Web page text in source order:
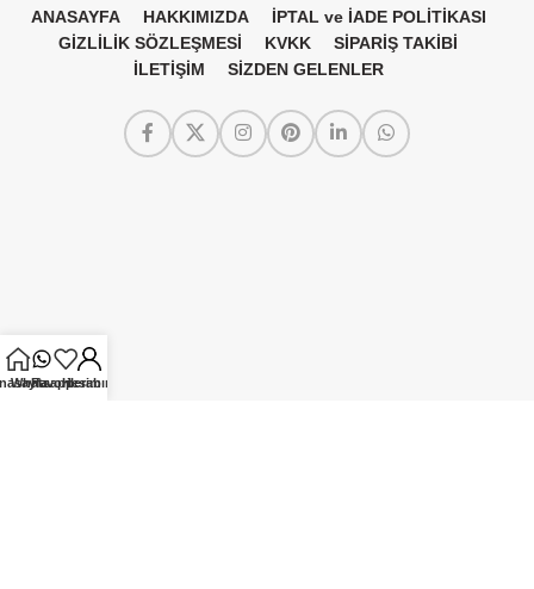
ANASAYFA HAKKIMIZDA
İPTAL ve İADE POLİTİKASI
GİZLİLİK SÖZLEŞMESİ
KVKK
SİPARİŞ TAKİBİ
İLETİŞİM
SİZDEN GELENLER
Whatsapp
Favorilerim
Hesabım